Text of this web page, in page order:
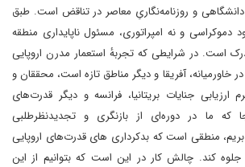
و روزنامه‌نگاری‌ِ معاصر در تناقض است. طبق
دموکراسی و نه امپراتوری، مسئول ناپایداری منطقه
است. در شرایطی که تجربهٔ استعمار مدرن اروپایی
خاورمیانه، آفریقا و دیگر مناطق تازه است، محققان و
ارزیابی جنایات بریتانیا، فرانسه و دیگر قدرت‌های
که ما در دوره‌ای از بازنگری و تجدیدنظرطلبی
منطقی است که بدکرداری های قدرت‌های اروپایی
کند. چالش کار در این است که بتوانیم از این